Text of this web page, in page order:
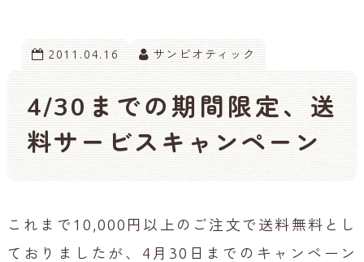
2011.04.16 サンビオティック
4/30までの期間限定、送
料サービスキャンペーン
これまで10,000円以上のご注文で送料無料とし
ておりましたが、4月30日までのキャンペーン